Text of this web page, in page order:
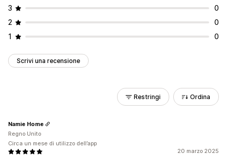
3
0
2
0
1
0
Scrivi una recensione
Restringi Ordina
20 marzo 2025
Namie Home
Regno Unito
Circa un mese di utilizzo dell’app